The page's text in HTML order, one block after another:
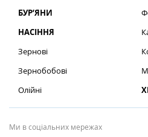
БУР’ЯНИ
НАСІННЯ
Зернові
Зернобобові
Олійні
Ми в соціальних мережах